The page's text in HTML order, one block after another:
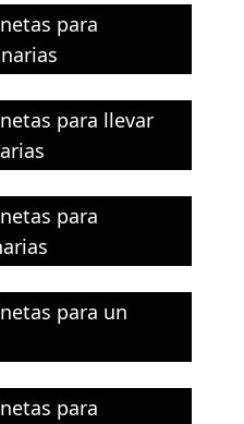
para
para llevar
para
para un
para